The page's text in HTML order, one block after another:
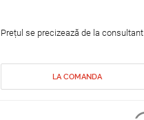
Prețul se precizează de la consultant
LA COMANDA